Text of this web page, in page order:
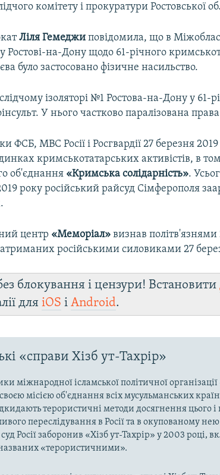
комітету і прокуратури Ростовської
Ліля Гемеджи повідомила, що в
Ростові-на-Дону щодо 61-річного
було застосовано фізичне насильство.
ізоляторі №1 Ростова-на-Дону у 61-
У нього частково паралізована
ФСБ, МВС Росії і Росгвардії 27 березня
кримськотатарських активістів, в
об'єднання «Кримська солідарність».
року російський райсуд Сімферополя
центр «Меморіал»визнав
російськими силовиками 27
блокування і цензури! Встановити
дляiOS іAndroid.
«справи Хізб ут-Тахрір»
міжнародної ісламської політичної організації
місією об'єднання всіх мусульманських країн
терористичні методи досягнення цього
переслідування в Росії та в окупованому
Росії заборонив «Хізб ут-Тахрір» у 2003 році,
«терористичними».